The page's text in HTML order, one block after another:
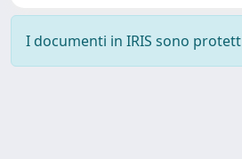
I documenti in IRIS sono